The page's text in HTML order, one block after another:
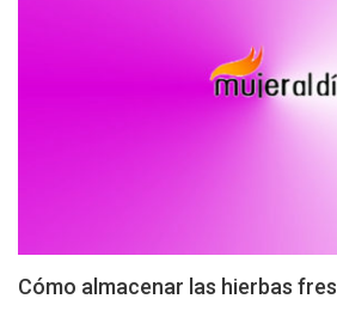
Cómo almacenar las hierbas